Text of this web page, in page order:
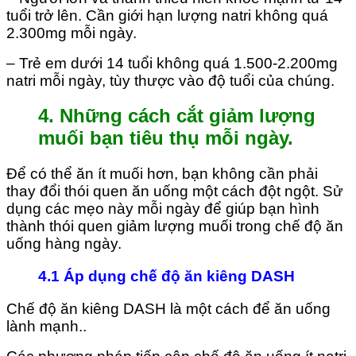
tuổi trở lên. Cần giới hạn lượng natri không quá
2.300mg mỗi ngày.
– Trẻ em dưới 14 tuổi không quá 1.500-2.200mg
natri mỗi ngày, tùy thược vào độ tuổi của chúng.
4. Những cách cắt giảm lượng
muối bạn tiêu thụ mỗi ngày.
Để có thể ăn ít muối hơn, bạn không cần phải
thay đổi thói quen ăn uống một cách đột ngột. Sử
dụng các mẹo này mỗi ngày để giúp bạn hình
thành thói quen giảm lượng muối trong chế độ ăn
uống hàng ngày.
4.1 Áp dụng chế độ ăn kiêng DASH
Chế độ ăn kiêng DASH là một cách để ăn uống
lành mạnh..